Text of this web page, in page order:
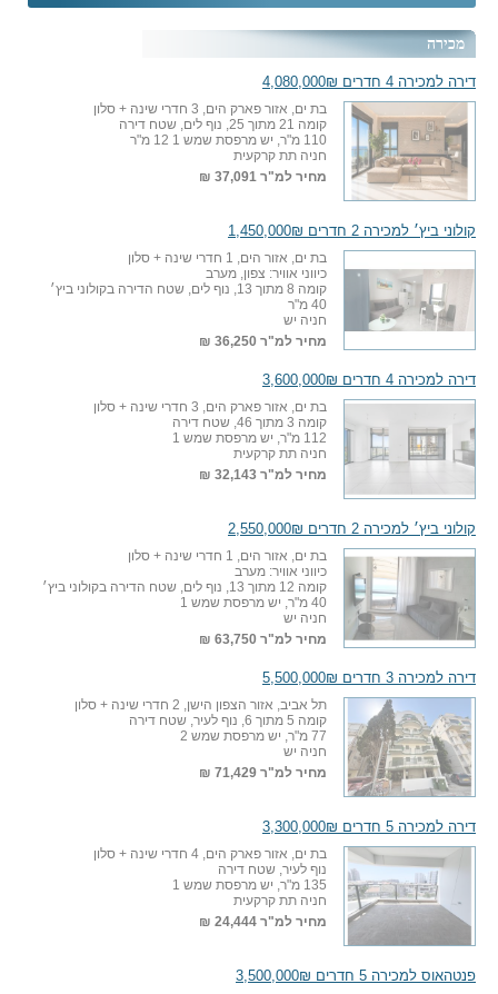
מכירה
דירה למכירה 4 חדרים 4,080,000₪
בת ים, אזור פארק הים, 3 חדרי שינה + סלון
קומה 21 מתוך 25, נוף לים, שטח דירה
110 מ"ר, יש מרפסת שמש 1 12 מ"ר
חניה תת קרקעית
מחיר למ"ר 37,091 ₪
קולוני ביץ׳ למכירה 2 חדרים 1,450,000₪
בת ים, אזור הים, 1 חדרי שינה + סלון
כיווני אוויר: צפון, מערב
קומה 8 מתוך 13, נוף לים, שטח הדירה בקולוני ביץ׳
40 מ"ר
חניה יש
מחיר למ"ר 36,250 ₪
דירה למכירה 4 חדרים 3,600,000₪
בת ים, אזור פארק הים, 3 חדרי שינה + סלון
קומה 3 מתוך 46, שטח דירה
112 מ"ר, יש מרפסת שמש 1
חניה תת קרקעית
מחיר למ"ר 32,143 ₪
קולוני ביץ׳ למכירה 2 חדרים 2,550,000₪
בת ים, אזור הים, 1 חדרי שינה + סלון
כיווני אוויר: מערב
קומה 12 מתוך 13, נוף לים, שטח הדירה בקולוני ביץ׳
40 מ"ר, יש מרפסת שמש 1
חניה יש
מחיר למ"ר 63,750 ₪
דירה למכירה 3 חדרים 5,500,000₪
תל אביב, אזור הצפון הישן, 2 חדרי שינה + סלון
קומה 5 מתוך 6, נוף לעיר, שטח דירה
77 מ"ר, יש מרפסת שמש 2
חניה יש
מחיר למ"ר 71,429 ₪
דירה למכירה 5 חדרים 3,300,000₪
בת ים, אזור פארק הים, 4 חדרי שינה + סלון
נוף לעיר, שטח דירה
135 מ"ר, יש מרפסת שמש 1
חניה תת קרקעית
מחיר למ"ר 24,444 ₪
פנטהאוס למכירה 5 חדרים 3,500,000₪